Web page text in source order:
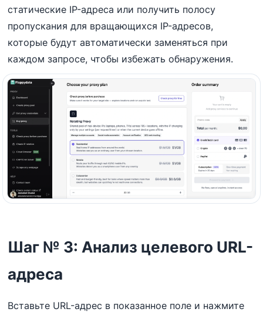
статические IP-адреса или получить полосу
пропускания для вращающихся IP-адресов,
которые будут автоматически заменяться при
каждом запросе, чтобы избежать обнаружения.
Шаг № 3: Анализ целевого URL-
адреса
Вставьте URL-адрес в показанное поле и нажмите